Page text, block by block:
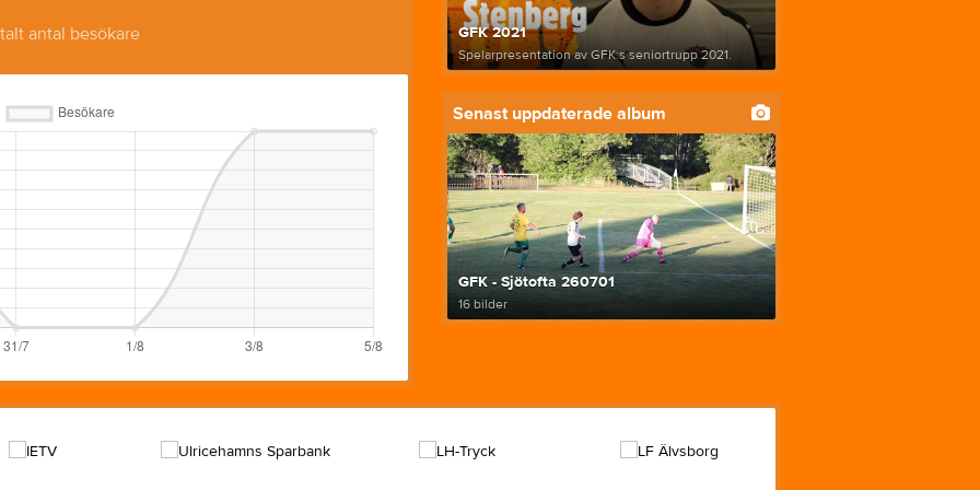
antal besökare GFK 2021
Spelarpresentation av GFK:s seniortrupp 2021.
Senast uppdaterade album
GFK - Sjötofta 260701
16 bilder